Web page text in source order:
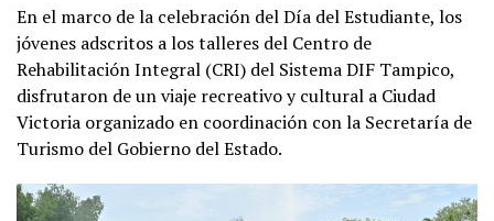
En el marco de la celebración del Día del Estudiante, los
jóvenes adscritos a los talleres del Centro de
Rehabilitación Integral (CRI) del Sistema DIF Tampico,
disfrutaron de un viaje recreativo y cultural a Ciudad
Victoria organizado en coordinación con la Secretaría de
Turismo del Gobierno del Estado.